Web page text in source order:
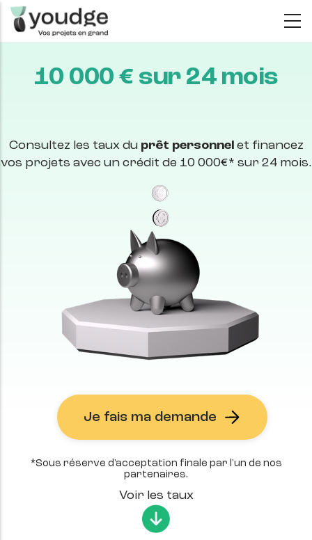
Aller
au
principal10 000 € sur 24 mois
Consultez les taux du prêt personnel et financez
vos projets avec un crédit de 10 000€* sur 24 mois.
Je fais ma demande
*Sous réserve d'acceptation finale par l'un de nos
partenaires.
Voir les taux